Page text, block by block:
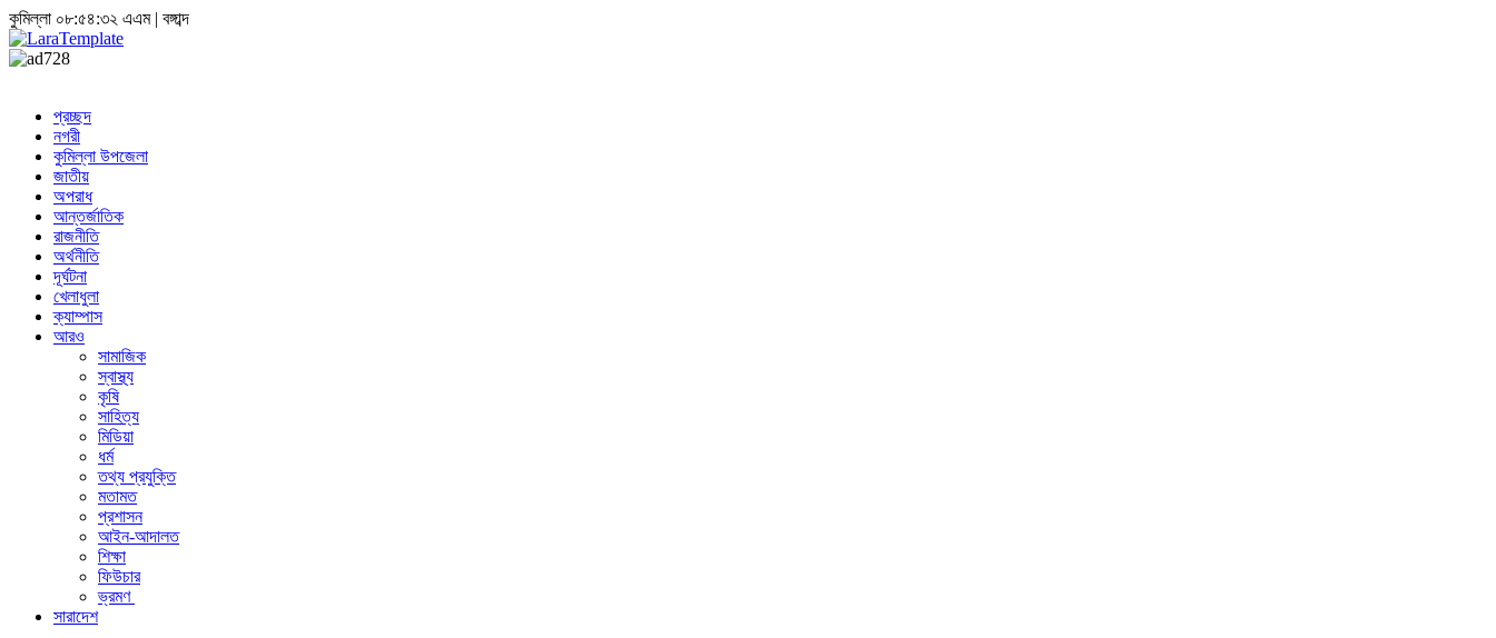
কুমিল্লা ০৮:৫৪:৩৩ এএম| বঙ্গাব্দ
প্রচ্ছদ
নগরী
কুমিল্লা উপজেলা
জাতীয়
অপরাধ
আন্তর্জাতিক
রাজনীতি
অর্থনীতি
দূর্ঘটনা
খেলাধুলা
ক্যাম্পাস
আরও
সামাজিক
স্বাস্থ্য
কৃষি
সাহিত্য
মিডিয়া
ধর্ম
তথ্য প্রযুক্তি
মতামত
প্রশাসন
আইন-আদালত
শিক্ষা
ফিউচার
ভ্রমণ
সারাদেশ